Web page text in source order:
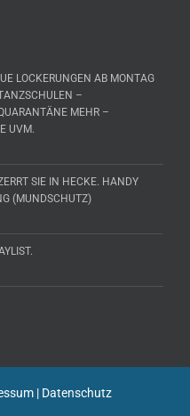
LOCKERUNGEN AB MONTAG
–
MEHR –
UVM.
SIE IN HECKE. HANDY
(MUNDSCHUTZ)
| Datenschutz